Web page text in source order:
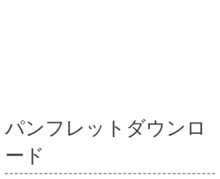
パンフレットダウンロ
ード